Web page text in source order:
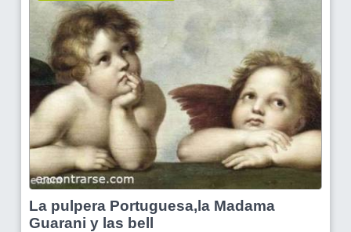
La pulpera Portuguesa,la Madama
Guarani y las bell